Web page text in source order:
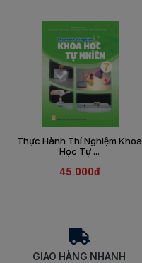
Thực Hành Thí Nghiệm Khoa
Học Tự ...
45.000đ
GIAO HÀNG NHANH